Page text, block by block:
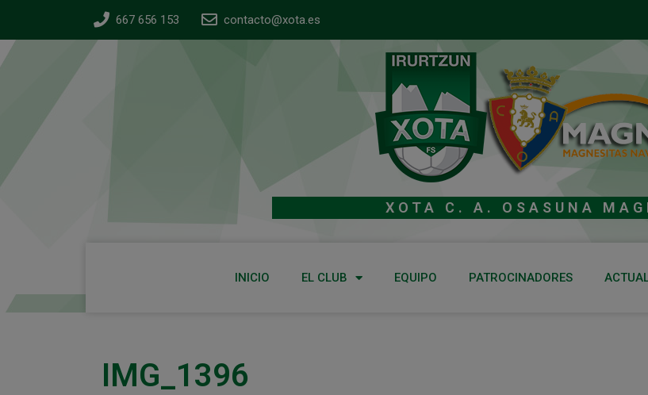
667 656 153 contacto@xota.es
XOTA C. A. OSASUNA
INICIO EL CLUB EQUIPO PATROCINADORES
IMG_1396